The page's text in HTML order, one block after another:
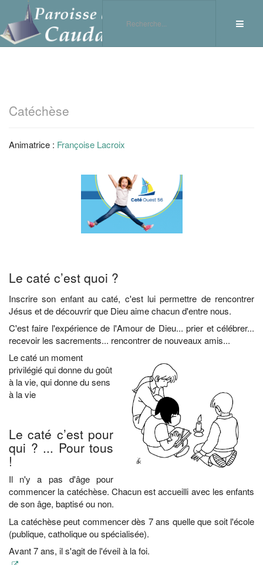
Catéchèse
Animatrice : Françoise Lacroix
Le caté c’est quoi ?
Inscrire son enfant au caté, c'est lui permettre de rencontrer
Jésus et de découvrir que Dieu aime chacun d'entre nous.
C'est faire l'expérience de l'Amour de Dieu... prier et célébrer...
recevoir les sacrements... rencontrer de nouveaux amis...
Le caté un moment
privilégié qui donne du goût
à la vie, qui donne du sens
à la vie
Le caté c’est pour
qui ? ... Pour tous
!
Il n'y a pas d'âge pour
commencer la catéchèse. Chacun est accueilli avec les enfants
de son âge, baptisé ou non.
La catéchèse peut commencer dès 7 ans quelle que soit l'école
(publique, catholique ou spécialisée).
Avant 7 ans, il s'agit de l'éveil à la foi.